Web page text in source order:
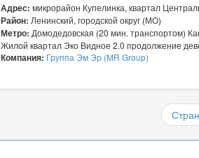
Адрес: микрорайон Купелинка, квартал
Район: Ленинский, городской округ (МО)
Метро: Домодедовская (20 мин. транспортом)
Жилой квартал Эко Видное 2.0 продолжение
Компания: Группа Эм Эр (MR Group)